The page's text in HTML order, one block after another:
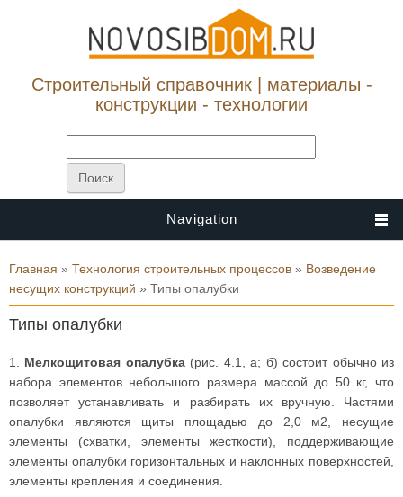
Строительный справочник | материалы -
конструкции - технологии
Navigation
Вы здесь
Главная » Технология строительных процессов » Возведение
несущих конструкций » Типы опалубки
Типы опалубки
1. Мелкощитовая опалубка(рис. 4.1, а; б) состоит обычно из
набора элементов небольшого размера массой до 50 кг, что
позволяет устанавливать и разбирать их вручную. Частями
опалубки являются щиты площадью до 2,0 м2, несущие
элементы (схватки, элементы жесткости), поддерживающие
элементы опалубки горизонтальных и наклонных поверхностей,
элементы крепления и соединения.